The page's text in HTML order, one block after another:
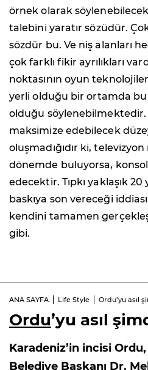
örnek olarak
talebini yaratır sözüdür.
sözdür bu. Ve niş alanları
çok farklı fikir ayrılıkları
noktasının oyun
yerli olduğu bir ortamda bu
olduğu söylenebilmektedir.
maksimize edebilecek
oluşmadığıdır ki, televizyon
dönemde buluyorsa,
edecektir. Tıpkı yaklaşık 20
baskıya son vereceği
kendini tamamen
gibi.
ANA SAYFA Life Style Ordu’yu asıl
Ordu’yu asıl
Karadeniz’in incisi
Belediye Başkanı Dr.